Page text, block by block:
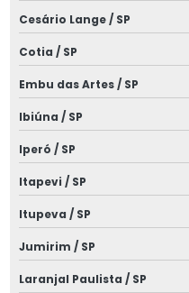
Instalação elétrica de baixa
Instalação de rede elétrica
Instalação de spda para raios
Instalações elétricas alto
Instalações elétricas
Instalações elétricas industriais
Instalações elétricas de
Laudo de aterramento spda
Cesário Lange / SP
Cotia / SP
Embu das Artes / SP
Ibiúna / SP
Iperó / SP
Itapevi / SP
Itupeva / SP
Jumirim / SP
Laranjal Paulista / SP